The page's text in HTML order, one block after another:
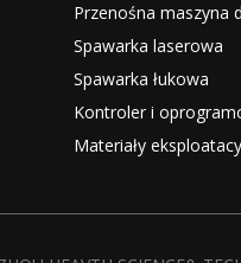
Przenośna maszyna
Spawarka laserowa
Spawarka łukowa
Kontroler i
Materiały